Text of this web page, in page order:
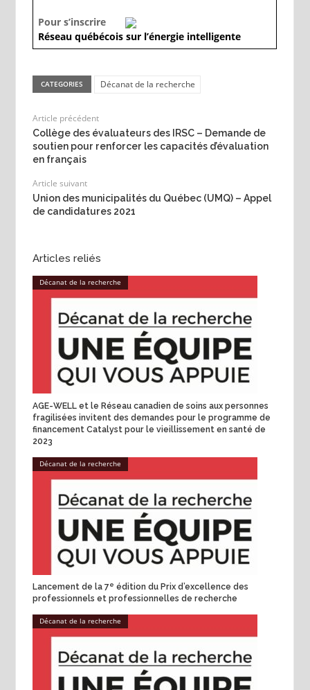
Pour s’inscrire
Réseau québécois sur l’énergie intelligente
CATEGORIES Décanat de la recherche
Article précédent
Collège des évaluateurs des IRSC – Demande de
soutien pour renforcer les capacités d’évaluation
en français
Article suivant
Union des municipalités du Québec (UMQ) – Appel
de candidatures 2021
Articles reliés
Décanat de la recherche
AGE-WELL et le Réseau canadien de soins aux personnes
fragilisées invitent des demandes pour le programme de
financement Catalyst pour le vieillissement en santé de
2023
Décanat de la recherche
Lancement de la 7e édition du Prix d’excellence des
professionnels et professionnelles de recherche
Décanat de la recherche